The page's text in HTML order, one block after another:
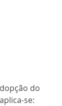
se: